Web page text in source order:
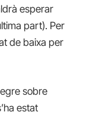
esperar
part). Per
de baixa per
sobre
estat